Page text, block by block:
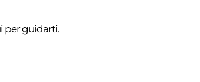
per guidarti.